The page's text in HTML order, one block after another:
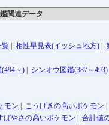
関連データ
覧 相性早見表(イッシュ地方)
～) シンオウ図鑑(387～493)
モン こうげきの高いポケモン
ばやさの高いポケモン
合計値